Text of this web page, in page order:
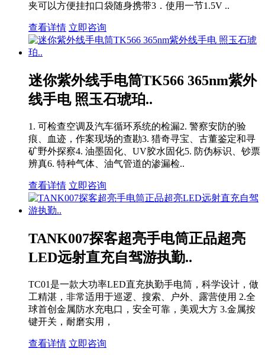
夹可以方便挂扣口袋随身携带3．使用一节1.5V ..
查看详情 立即咨询
迷你紫外线手电筒TK566 365nm紫外
线手电 照玉石琥珀..
1. 可检查空调及汽车循环系统的检漏2. 警察安防的验
痕、血迹，作案现场的查勘3. 猎奇寻宝、古董鉴定和寻
矿野外探察4. 油墨固化、UV胶水固化5. 防伪标识、钞票
辨真6. 特种气体、油气管道的渗漏检..
查看详情 立即咨询
TANK007探客超亮手电筒正品超亮
LED远射直充自驾游执勤..
TC01是一款大功率LED直充执勤手电筒，科学设计，做
工精湛，非常适用于巡逻、搜索、户外、露营使用 2.全
球首创金属防水充电口，安全可靠，美观大方 3.金属按
键开关，耐磨实用，
查看详情 立即咨询